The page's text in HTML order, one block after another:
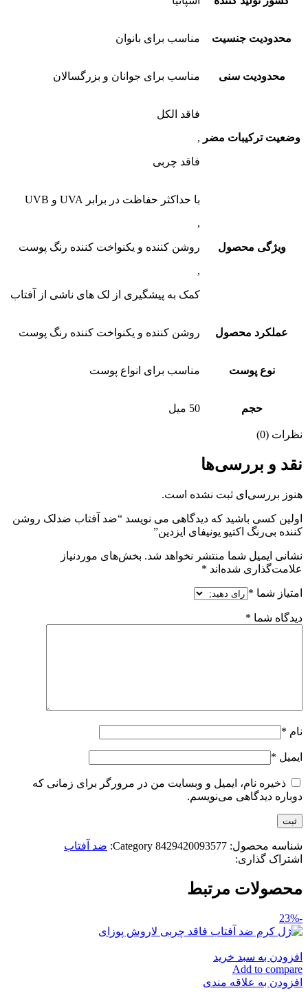
محدودیت جنسیت مناسب برای بانوان
محدودیت سنی مناسب برای جوانان و بزرگسالان
وضعیت ترکیبات مضر
فاقد الکل
,
فاقد چربی
ویژگی محصول
با حداکثر حفاظت در برابر UVA و UVB
,
روشن کننده و یکنواخت کننده رنگ پوست
,
کمک به پیشگیری از لک های ناشی از آفتاب
عملکرد محصول روشن کننده و یکنواخت کننده رنگ پوست
نوع پوست مناسب برای انواع پوست
حجم 50 میل
نظرات (0)
نقد و بررسی‌ها
هنوز بررسی‌ای ثبت نشده است.
اولین کسی باشید که دیدگاهی می نویسد “ضد آفتاب ضد‌لک روشن
کننده بی‌رنگ اکتیو یونیفای ایزدین”
نشانی ایمیل شما منتشر نخواهد شد. بخش‌های موردنیاز
علامت‌گذاری شده‌اند *
امتیاز شما *
دیدگاه شما *
نام *
ایمیل *
ذخیره نام، ایمیل و وبسایت من در مرورگر برای زمانی که
دوباره دیدگاهی می‌نویسم.
شناسه محصول: 8429420093577
Category: ضد آفتاب
اشتراک گذاری:
محصولات مرتبط
-23%
افزودن به سبد خرید
Add to compare
افزودن به علاقه مندی